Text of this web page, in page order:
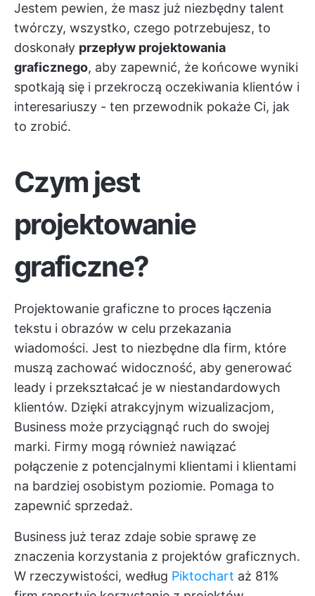
Jestem pewien, że masz już niezbędny talent
twórczy, wszystko, czego potrzebujesz, to
doskonały przepływ projektowania
graficznego, aby zapewnić, że końcowe wyniki
spotkają się i przekroczą oczekiwania klientów i
interesariuszy - ten przewodnik pokaże Ci, jak
to zrobić.
Czym jest
projektowanie
graficzne?
Projektowanie graficzne to proces łączenia
tekstu i obrazów w celu przekazania
wiadomości. Jest to niezbędne dla firm, które
muszą zachować widoczność, aby generować
leady i przekształcać je w niestandardowych
klientów. Dzięki atrakcyjnym wizualizacjom,
Business może przyciągnąć ruch do swojej
marki. Firmy mogą również nawiązać
połączenie z potencjalnymi klientami i klientami
na bardziej osobistym poziomie. Pomaga to
zapewnić sprzedaż.
Business już teraz zdaje sobie sprawę ze
znaczenia korzystania z projektów graficznych.
W rzeczywistości, według Piktochart aż 81%